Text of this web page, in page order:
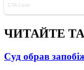
ЧИТАЙТЕ
Суд обрав